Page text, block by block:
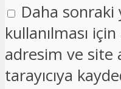
Daha sonraki
kullanılması
adresim ve site
tarayıcıya